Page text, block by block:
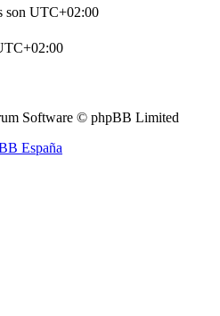
son UTC+02:00
Software © phpBB Limited
España